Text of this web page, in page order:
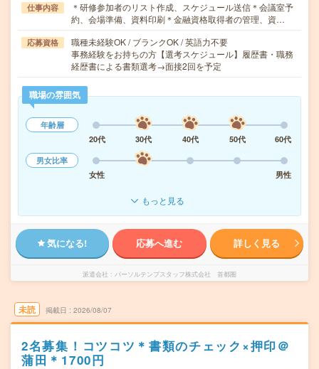
仕事内容
＊研修参加者のリスト作成、スケジュール送信＊会議室予
約、会場準備、資料印刷＊金融資格取得者の管理、資…
応募資格
職種未経験OK / ブランクOK / 英語力不要
事務経験をお持ちの方【選考スケジュール】履歴書・職務
経歴書による書類選考→面接2回を予定
職場の雰囲気
年齢層
20代
30代 40代 50代
60代
男女比率
女性
男性
もっと見る
気になる! 応募へ進む 詳しく見る
派遣会社 パーソルテンプスタッフ株式会社 首都圏
未読 掲載日 2026/08/07
2名募集！コツコツ＊書類のチェック×押印＠
蒲田＊1700円